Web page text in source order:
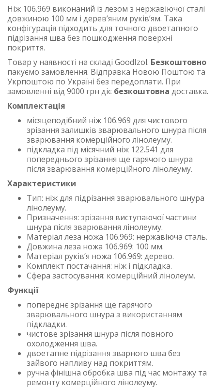
Ніж 106.969 виконаний із лезом з нержавіючої сталі
довжиною 100 мм і дерев’яним руків’ям. Така
конфігурація підходить для точного двоетапного
підрізання шва без пошкодження поверхні
покриття.
Товар у наявності на складі GoodIzol. Безкоштовно
пакуємо замовлення. Відправка Новою Поштою та
Укрпоштою по Україні без передоплати. При
замовленні від 9000 грн діє безкоштовна доставка.
Комплектація
місяцеподібний ніж 106.969 для чистового
зрізання залишків зварювального шнура після
зварювання комерційного лінолеуму.
підкладка під місячний ніж 122.541 для
попереднього зрізання ще гарячого шнура
після зварювання комерційного лінолеуму.
Характеристики
Тип: ніж для підрізання зварювального шнура
лінолеуму.
Призначення: зрізання виступаючої частини
шнура після зварювання лінолеуму.
Матеріал леза ножа 106.969: нержавіюча сталь.
Довжина леза ножа 106.969: 100 мм.
Матеріал руків’я ножа 106.969: дерево.
Комплект постачання: ніж і підкладка.
Сфера застосування: комерційний лінолеум.
Функції
попереднє зрізання ще гарячого
зварювального шнура з використанням
підкладки.
чистове зрізання шнура після повного
охолодження шва.
двоетапне підрізання зварного шва без
зайвого напливу над покриттям.
ручна фінішна обробка шва під час монтажу та
ремонту комерційного лінолеуму.